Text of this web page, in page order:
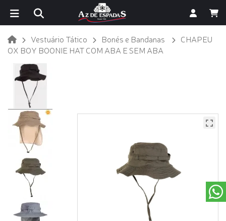
Vestuário Tático Bonés e Bandanas
CHAPEU
OX BOY BOONIE HAT COM ABA E SEM ABA